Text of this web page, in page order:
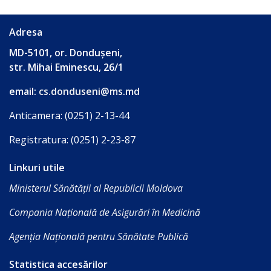
TRANSPARENȚĂ
Achiziții
publice
Anunțuri
de
participare
Planuri
de
achiziții
Adresa
MD-5101, or. Dondușeni,
str. Mihai Eminescu, 26/1
email: cs.donduseni@ms.md
Anticamera: (0251) 2-13-44
Registratura: (0251) 2-23-87
Linkuri utile
Ministerul Sănătății al Republicii Moldova
Compania Națională de Asigurări în Medicină
Agenția Națională pentru Sănătate Publică
Statistica accesărilor